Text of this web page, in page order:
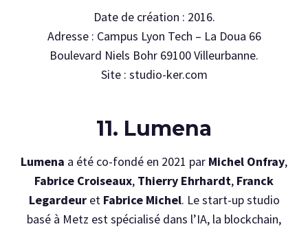
Date de création : 2016.
Adresse : Campus Lyon Tech – La Doua 66
Boulevard Niels Bohr 69100 Villeurbanne.
Site : studio-ker.com
11. Lumena
Lumena a été co-fondé en 2021 par Michel Onfray,
Fabrice Croiseaux, Thierry Ehrhardt, Franck
Legardeur et Fabrice Michel. Le start-up studio
basé à Metz est spécialisé dans l’IA, la blockchain,